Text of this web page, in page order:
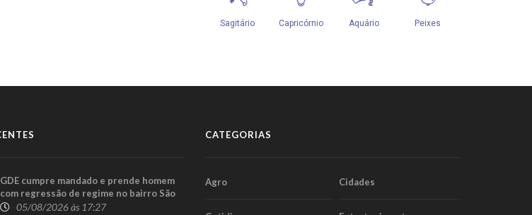
GDE cumpre mandado e prende homem
com regressão de regime no bairro São
Cristóvão, em Cascavel
05/08/2026 às 17:27
CATEGORIAS
Agro Cidades